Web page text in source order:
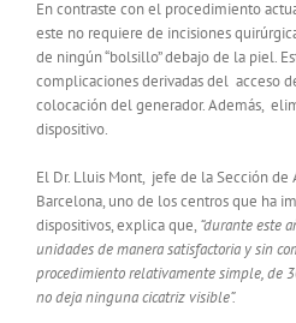
En contraste con el procedimiento
este no requiere de incisiones
de ningún “bolsillo” debajo de la piel.
complicaciones derivadas del acceso
colocación del generador. Además,
dispositivo.
El Dr. Lluis Mont, jefe de la Sección
Barcelona, uno de los centros que ha
dispositivos, explica que,“durante este
unidades de manera satisfactoria y sin
procedimiento relativamente simple, de
no deja ninguna cicatriz visible”.